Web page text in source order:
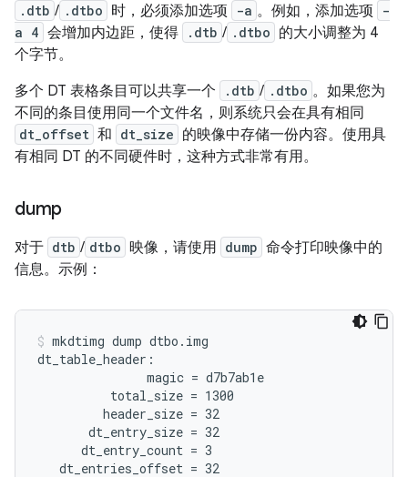
.dtb / .dtbo 时，必须添加选项 -a 。例如，添加选项
-
a 4 会增加内边距，使得 .dtb / .dtbo 的大小调整为 4
个字节。
多个 DT 表格条目可以共享一个
.dtb / .dtbo 。如果您为
不同的条目使用同一个文件名，则系统只会在具有相同
dt_offset 和 dt_size 的映像中存储一份内容。使用具
有相同 DT 的不同硬件时，这种方式非常有用。
dump
对于 dtb / dtbo 映像，请使用 dump 命令打印映像中的
信息。示例：
mkdtimg dump dtbo.img
dt_table_header:
               magic = d7b7ab1e
          total_size = 1300
         header_size = 32
       dt_entry_size = 32
      dt_entry_count = 3
   dt_entries_offset = 32